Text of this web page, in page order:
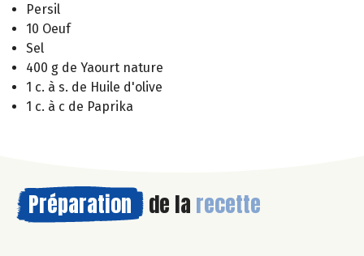
Persil
10 Oeuf
Sel
400 g de Yaourt nature
1 c. à s. de Huile d'olive
1 c. à c de Paprika
Préparation de la recette